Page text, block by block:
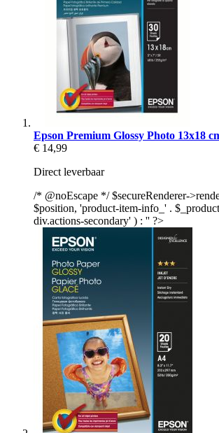
Epson Premium Glossy Photo 13x18
€ 14,99
Direct leverbaar
/* @noEscape */ $secureRenderer-
$position, 'product-item-info_' .
div.actions-secondary' ) : '' ?>